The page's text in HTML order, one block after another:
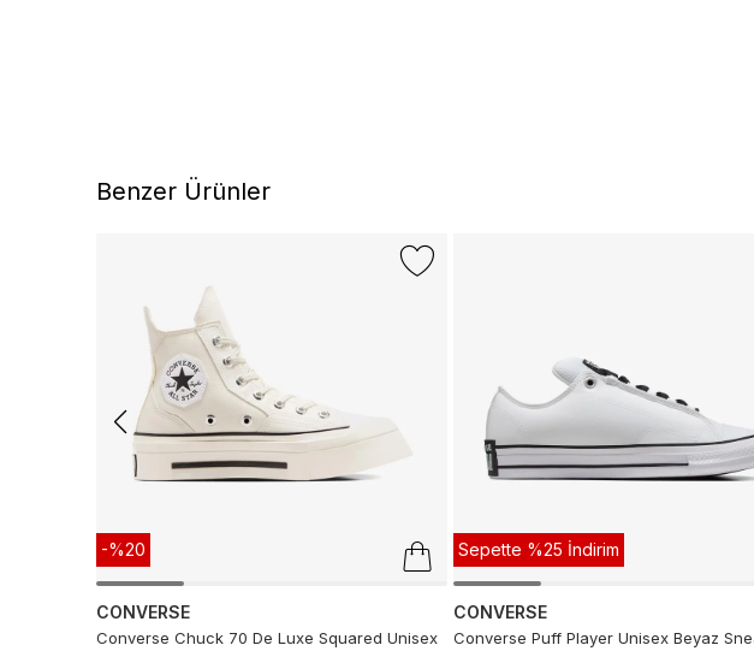
Benzer Ürünler
-%20
CONVERSE
Converse Chuck 70 De Luxe Squared Unisex
Sepette %25 İndirim
CONVERSE
Converse Puff Player Unisex Beyaz